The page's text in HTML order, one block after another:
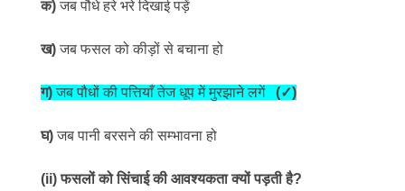
क)जब पौधे हरे भरे दिखाई पड़ें
ख)जब फसल को कीड़ों से बचाना हो
ग)जब पौधों की पत्तियाँ तेज धूप में मुरझाने लगें (✓)
घ)जब पानी बरसने की सम्भावना हो
(ii)फसलों को सिंचाई की आवश्यकता क्यों पड़ती है?